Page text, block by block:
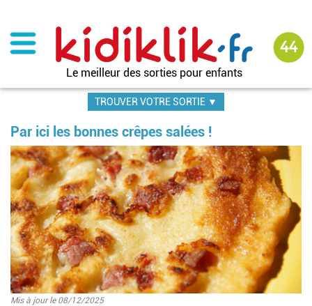
contenu
principal
Le meilleur des sorties pour enfants
TROUVER VOTRE SORTIE ▼
Par ici les bonnes crêpes salées !
Image
Mis à jour le 08/12/2025